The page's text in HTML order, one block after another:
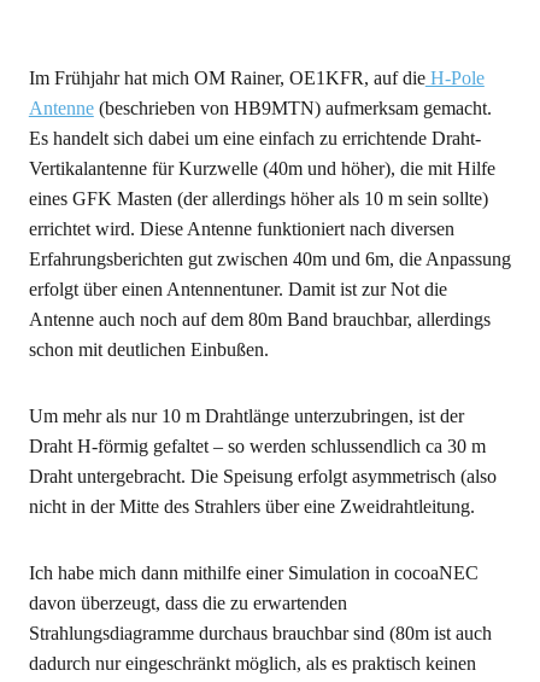
Im Frühjahr hat mich OM Rainer, OE1KFR, auf dieH-Pole
Antenne(beschrieben von HB9MTN) aufmerksam gemacht.
Es handelt sich dabei um eine einfach zu errichtende Draht-
Vertikalantenne für Kurzwelle (40m und höher), die mit Hilfe
eines GFK Masten (der allerdings höher als 10 m sein sollte)
errichtet wird. Diese Antenne funktioniert nach diversen
Erfahrungsberichten gut zwischen 40m und 6m, die Anpassung
erfolgt über einen Antennentuner. Damit ist zur Not die
Antenne auch noch auf dem 80m Band brauchbar, allerdings
schon mit deutlichen Einbußen.
Um mehr als nur 10 m Drahtlänge unterzubringen, ist der
Draht H-förmig gefaltet – so werden schlussendlich ca 30 m
Draht untergebracht. Die Speisung erfolgt asymmetrisch (also
nicht in der Mitte des Strahlers über eine Zweidrahtleitung.
Ich habe mich dann mithilfe einer Simulation in cocoaNEC
davon überzeugt, dass die zu erwartenden
Strahlungsdiagramme durchaus brauchbar sind (80m ist auch
dadurch nur eingeschränkt möglich, als es praktisch keinen